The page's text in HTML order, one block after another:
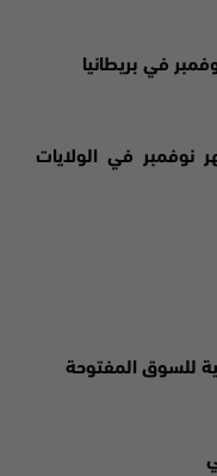
في بريطانيا
نوفمبر في الولايات
للسوق المفتوحة